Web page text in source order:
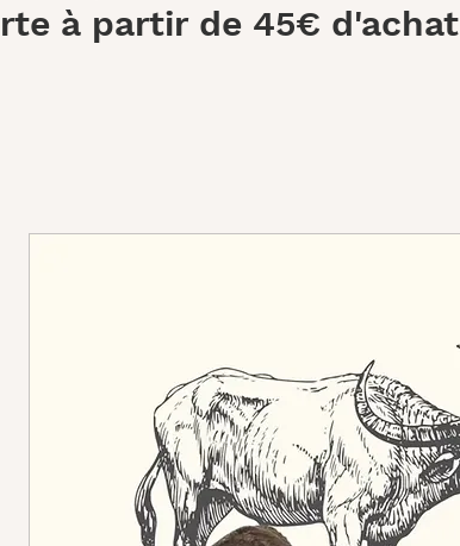
à partir de 45€ d'achat